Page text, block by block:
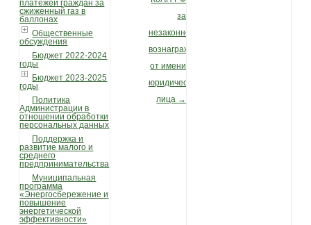
платежей граждан за
сжиженный газ в
баллонах
Общественные
обсуждения
Бюджет 2022-2024
годы
Бюджет 2023-2025
годы
Политика
Администрации в
отношении обработки
персональных данных
Поддержка и
развитие малого и
среднего
предпринимательства
Муниципальная
программа
«Энергосбережение и
повышение
энергетической
эффективности»
за
незаконное
вознаграждение
от имени
юридического
лица →